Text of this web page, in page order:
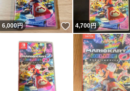
6,000円 いいね！
4,700円